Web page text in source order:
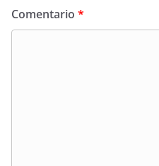
Comentario *